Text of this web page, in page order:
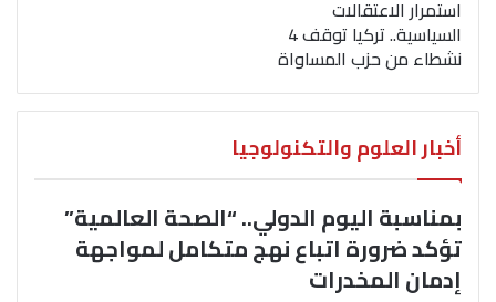
استمرار الاعتقالات
السياسية.. تركيا توقف 4
نشطاء من حزب المساواة
أخبار العلوم والتكنولوجيا
بمناسبة اليوم الدولي.. “الصحة العالمية”
تؤكد ضرورة اتباع نهج متكامل لمواجهة
إدمان المخدرات